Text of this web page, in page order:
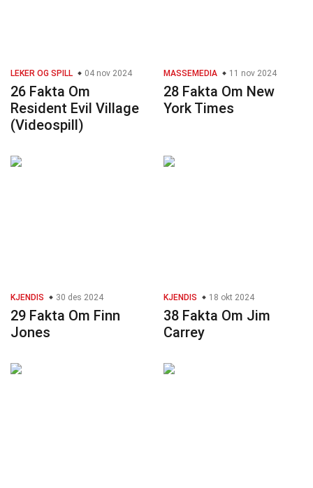
LEKER OG SPILL 04 nov 2024
26 Fakta Om
Resident Evil Village
(Videospill)
MASSEMEDIA 11 nov 2024
28 Fakta Om New
York Times
KJENDIS 30 des 2024
29 Fakta Om Finn
Jones
KJENDIS 18 okt 2024
38 Fakta Om Jim
Carrey